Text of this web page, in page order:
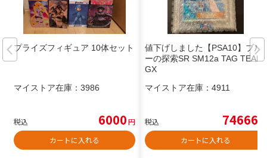
プライズフィギュア 10体セット
マイストア在庫： 3986
税込 6000円
カートに入れる
値下げしました【PSA10】ブル
ーの探索SR SM12a TAG TEAM
GX
マイストア在庫： 4911
税込 74666
カートに入れる